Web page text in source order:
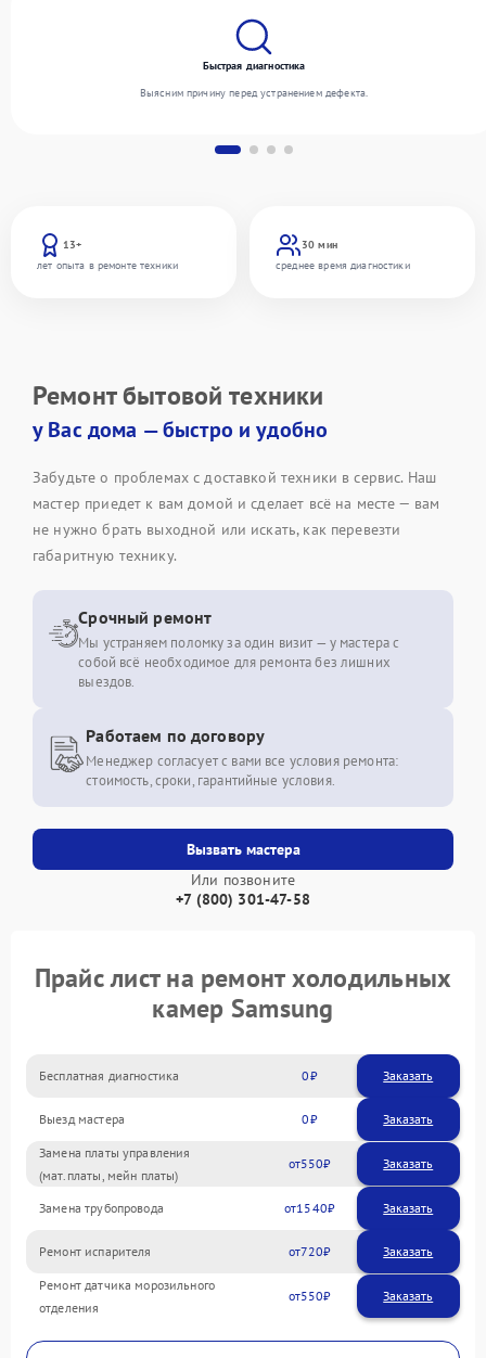
13+
лет опыта в ремонте техники
30 мин
среднее время диагностики
Быстрая диагностика
Выясним причину перед устранением дефекта.
Ремонт бытовой техники
у Вас дома — быстро и удобно
Забудьте о проблемах с доставкой техники в сервис. Наш
мастер приедет к вам домой и сделает всё на месте — вам
не нужно брать выходной или искать, как перевезти
габаритную технику.
Вызвать мастера
Или позвоните
+7 (800) 301-47-58
Срочный ремонт
Мы устраняем поломку за один визит — у мастера с
собой всё необходимое для ремонта без лишних
выездов.
Работаем по договору
Менеджер согласует с вами все условия ремонта:
стоимость, сроки, гарантийные условия.
Прайс лист на ремонт холодильных
камер Samsung
Бесплатная диагностика 0 Заказать
Выезд мастера 0 Заказать
Замена платы управления
(мат.платы, мейн платы)
550
Замена трубопровода 1540
Ремонт испарителя 720
Ремонт датчика морозильного
отделения
550